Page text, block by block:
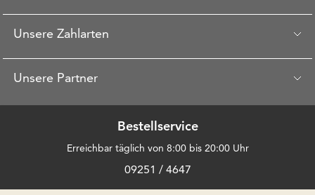
Unsere Zahlarten
Unsere Partner
Bestellservice
Erreichbar täglich von 8:00 bis 20:00 Uhr
09251 / 4647